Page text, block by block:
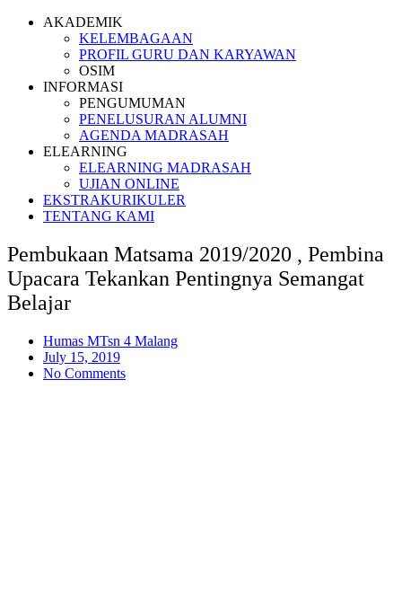
AKADEMIK
KELEMBAGAAN
PROFIL GURU DAN KARYAWAN
OSIM
INFORMASI
PENGUMUMAN
PENELUSURAN ALUMNI
AGENDA MADRASAH
ELEARNING
ELEARNING MADRASAH
UJIAN ONLINE
EKSTRAKURIKULER
TENTANG KAMI
Pembukaan Matsama 2019/2020 , Pembina
Upacara Tekankan Pentingnya Semangat
Belajar
Humas MTsn 4 Malang
July 15, 2019
No Comments